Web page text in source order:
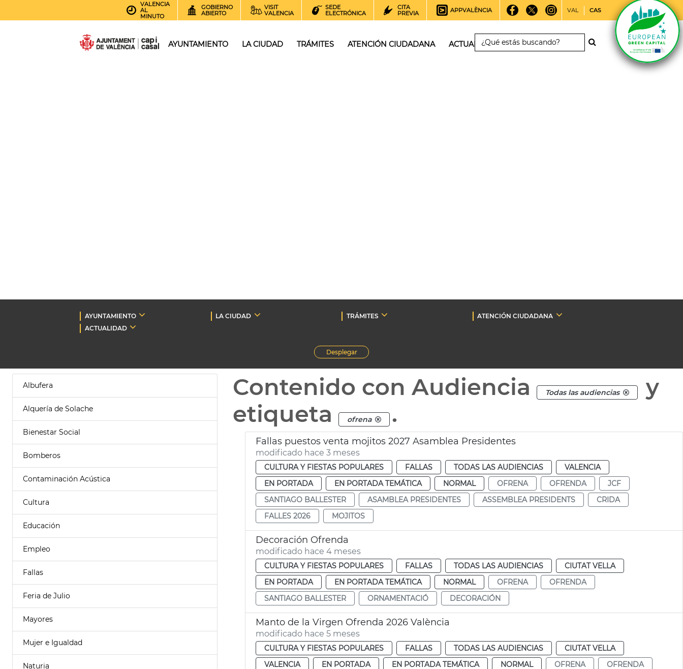
VALENCIA
AL
MINUTO
GOBIERNO
ABIERTO
VISIT
VALENCIA
SEDE
ELECTRÓNICA
CITA
PREVIA
APPVALÈNCIA VAL CAS
AYUNTAMIENTO LA CIUDAD TRÁMITES ATENCIÓN CIUDADANA ACTUALIDAD
AYUNTAMIENTO LA CIUDAD TRÁMITES
ATENCIÓN CIUDADANA
ACTUALIDAD
Desplegar
Albufera
Alquería de Solache
Bienestar Social
Bomberos
Contaminación Acústica
Cultura
Educación
Empleo
Fallas
Feria de Julio
Mayores
Mujer e Igualdad
Naturia
Contenido con Audiencia Todas las audiencias
y
etiqueta
ofrena .
Fallas puestos venta mojitos 2027 Asamblea Presidentes
modificado hace 3 meses
CULTURA Y FIESTAS POPULARES FALLAS TODAS LAS AUDIENCIAS
VALENCIA
EN PORTADA
EN PORTADA TEMÁTICA NORMAL OFRENA OFRENDA
JCF
SANTIAGO BALLESTER
ASAMBLEA PRESIDENTES ASSEMBLEA PRESIDENTS
CRIDA
FALLES 2026
MOJITOS
Decoración Ofrenda
modificado hace 4 meses
CULTURA Y FIESTAS POPULARES FALLAS TODAS LAS AUDIENCIAS
CIUTAT VELLA
EN PORTADA
EN PORTADA TEMÁTICA NORMAL OFRENA
OFRENDA
SANTIAGO BALLESTER
ORNAMENTACIÓ DECORACIÓN
Manto de la Virgen Ofrenda 2026 València
modificado hace 5 meses
CULTURA Y FIESTAS POPULARES FALLAS TODAS LAS AUDIENCIAS
CIUTAT VELLA
VALENCIA
EN PORTADA EN PORTADA TEMÁTICA NORMAL OFRENA
OFRENDA